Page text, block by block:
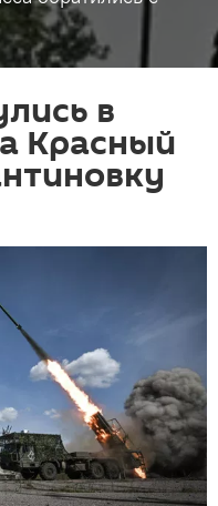
в
Красный